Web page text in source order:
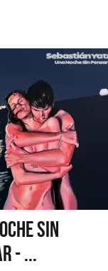
SIN
- ...